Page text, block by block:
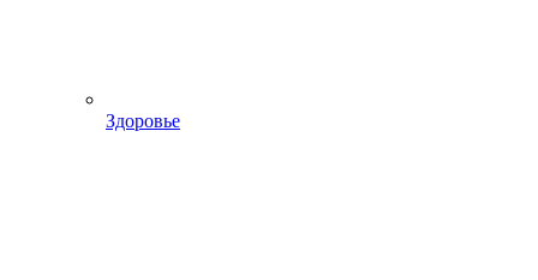
Здоровье